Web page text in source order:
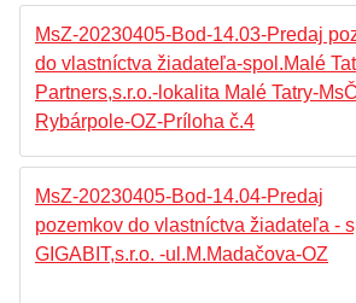
MsZ-20230405-Bod-14.03-Predaj
do vlastníctva žiadateľa-spol.Malé
Partners,s.r.o.-lokalita Malé Tatry-MsČ
Rybárpole-OZ-Príloha č.4
MsZ-20230405-Bod-14.04-Predaj
pozemkov do vlastníctva žiadateľa -
GIGABIT,s.r.o. -ul.M.Madačova-OZ